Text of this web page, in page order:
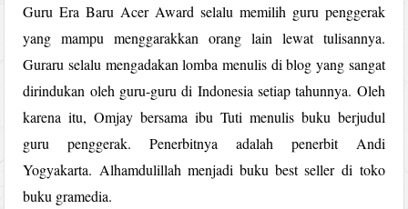
Guru Era Baru Acer Award selalu memilih guru penggerak
yang mampu menggarakkan orang lain lewat tulisannya.
Guraru selalu mengadakan lomba menulis di blog yang sangat
dirindukan oleh guru-guru di Indonesia setiap tahunnya. Oleh
karena itu, Omjay bersama ibu Tuti menulis buku berjudul
guru penggerak. Penerbitnya adalah penerbit Andi
Yogyakarta. Alhamdulillah menjadi buku best seller di toko
buku gramedia.